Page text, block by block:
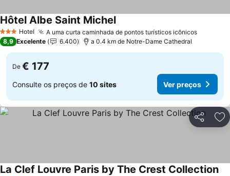
3 EstrelasHotel A uma curta caminhada de pontos turísticos icônicos
Hôtel Albe Saint Michel
8,9 Excelente 6.400 a 0.4 km de Notre-Dame Cathedral
De € 177
Consulte os preços de 10 sites Ver preços
Partilhar
La Clef Louvre Paris by The Crest Collection